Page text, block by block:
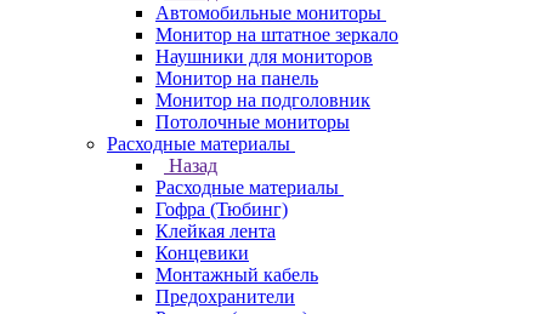
Автомобильные мониторы
Монитор на штатное зеркало
Наушники для мониторов
Монитор на панель
Монитор на подголовник
Потолочные мониторы
Расходные материалы
Назад
Расходные материалы
Гофра (Тюбинг)
Клейкая лента
Концевики
Монтажный кабель
Предохранители